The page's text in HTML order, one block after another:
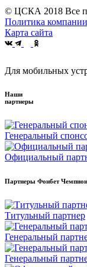
© ЦСКА 2018 Все
Политика
Карта сайта
Для мобильных
Наши
партнеры
Генеральный
Официальный
Партнеры Фонбет
Титульный партнер
Генеральный
Генеральный